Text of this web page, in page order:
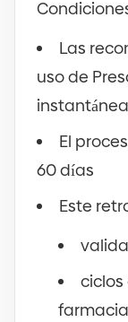
Las
uso de
El
60 días
Este